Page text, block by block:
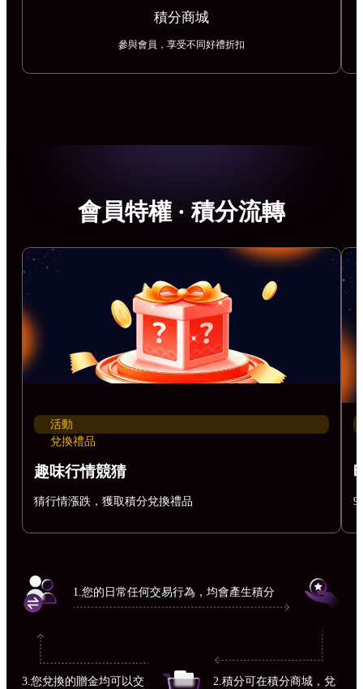
積分商城
參與會員，享受不同好禮折扣
會員特權 · 積分流轉
活動
兌換禮品
趣味行情競猜
猜行情漲跌，獲取積分兌換禮品
1.您的日常任何交易行為，均會產生積分
2.積分可在積分商城，兌
3.您兌換的贈金均可以交